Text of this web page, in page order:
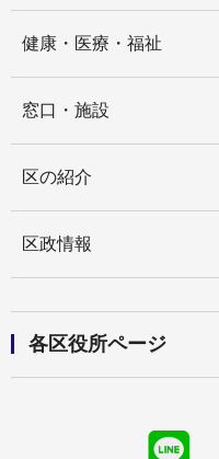
健康・医療・福祉
窓口・施設
区の紹介
区政情報
各区役所ページ